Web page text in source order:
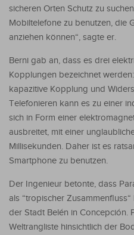
sicheren Orten Schutz zu
Mobiltelefone zu benutzen, die
anziehen können“, sagte er.
Berni gab an, dass es drei
Kopplungen bezeichnet
kapazitive Kopplung und
Telefonieren kann es zu einer
sich in Form einer
ausbreitet, mit einer
Millisekunden. Daher ist es
Smartphone zu benutzen.
Der Ingenieur betonte, dass
als “tropischer
der Stadt Belén in Concepción.
Weltrangliste hinsichtlich der